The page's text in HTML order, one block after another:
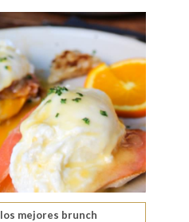
los mejores brunch